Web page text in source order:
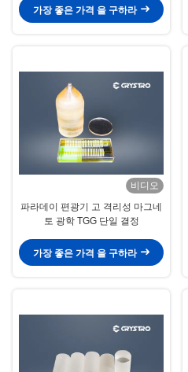
가지고 있습니다.
가장 좋은 가격 을 구하라
비디오
파라데이 편광기 고 격리성 마그네
토 광학 TGG 단일 결정
가장 좋은 가격 을 구하라